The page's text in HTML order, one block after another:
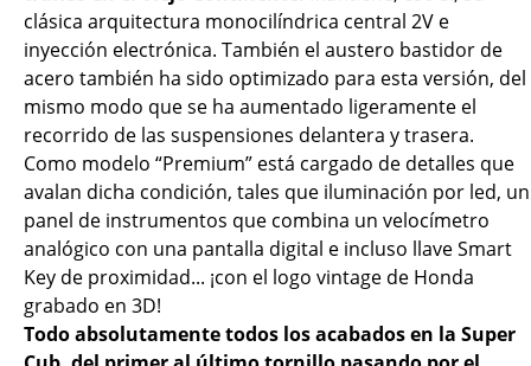
clásica arquitectura monocilíndrica central 2V e
inyección electrónica. También el austero bastidor de
acero también ha sido optimizado para esta versión, del
mismo modo que se ha aumentado ligeramente el
recorrido de las suspensiones delantera y trasera.
Como modelo “Premium” está cargado de detalles que
avalan dicha condición, tales que iluminación por led, un
panel de instrumentos que combina un velocímetro
analógico con una pantalla digital e incluso llave Smart
Key de proximidad... ¡con el logo vintage de Honda
grabado en 3D!
Todo absolutamente todos los acabados en la Super